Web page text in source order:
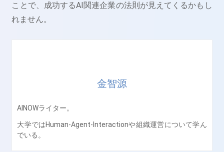
ことで、成功するAI関連企業の法則が見えてくるかもし
れません。
金智源
AINOWライター。
大学ではHuman-Agent-Interactionや組織運営について学ん
でいる。